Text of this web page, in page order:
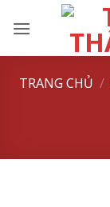
TRANG CHỦ /